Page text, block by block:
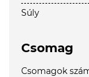
Súly
Csomag
Csomagok